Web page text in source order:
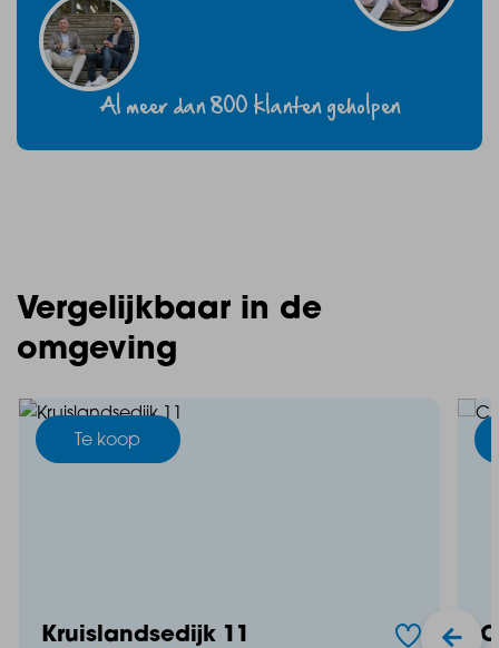
Al meer dan 800 klanten geholpen
Vergelijkbaar in de
omgeving
Te koop
Kruislandsedijk 11